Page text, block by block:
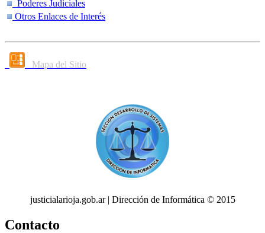
Poderes Judiciales
Otros Enlaces de Interés
Mapa del Sitio
justicialarioja.gob.ar | Dirección de Informática © 2015
Contacto